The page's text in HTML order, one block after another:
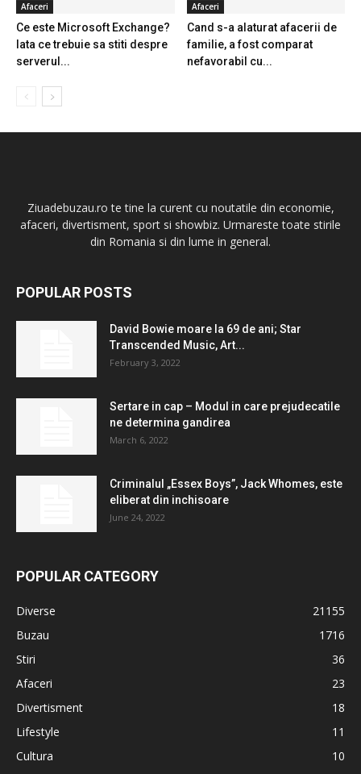
Afaceri
Ce este Microsoft Exchange?
Iata ce trebuie sa stiti despre
serverul...
Afaceri
Cand s-a alaturat afacerii de
familie, a fost comparat
nefavorabil cu...
Ziuadebuzau.ro te tine la curent cu noutatile din economie,
afaceri, divertisment, sport si showbiz. Urmareste toate stirile
din Romania si din lume in general.
POPULAR POSTS
David Bowie moare la 69 de ani; Star
Transcended Music, Art...
February 3, 2022
Sertare in cap – Modul in care prejudecatile
ne determina gandirea
March 6, 2022
Criminalul „Essex Boys”, Jack Whomes, este
eliberat din inchisoare
June 24, 2022
POPULAR CATEGORY
Diverse
21155
Buzau
1716
Stiri
36
Afaceri
23
Divertisment
18
Lifestyle
11
Cultura
10